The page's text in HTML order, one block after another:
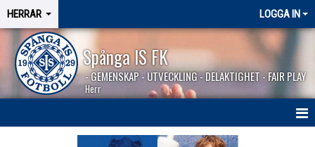
HERRAR LOGGA IN
Spånga IS FK
- GEMENSKAP - UTVECKLING - DELAKTIGHET - FAIR PLAY
Herr